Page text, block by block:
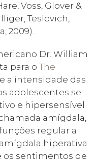
Voss, Glover &
Teslovich,
2009).
Dr. William
para oThe
a intensidade das
adolescentes se
e hipersensível
amígdala,
regular a
hiperativa
os sentimentos de